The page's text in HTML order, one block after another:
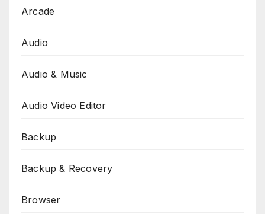
Arcade
Audio
Audio & Music
Audio Video Editor
Backup
Backup & Recovery
Browser